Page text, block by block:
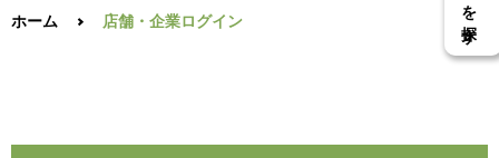
ホーム 店舗・企業ログイン